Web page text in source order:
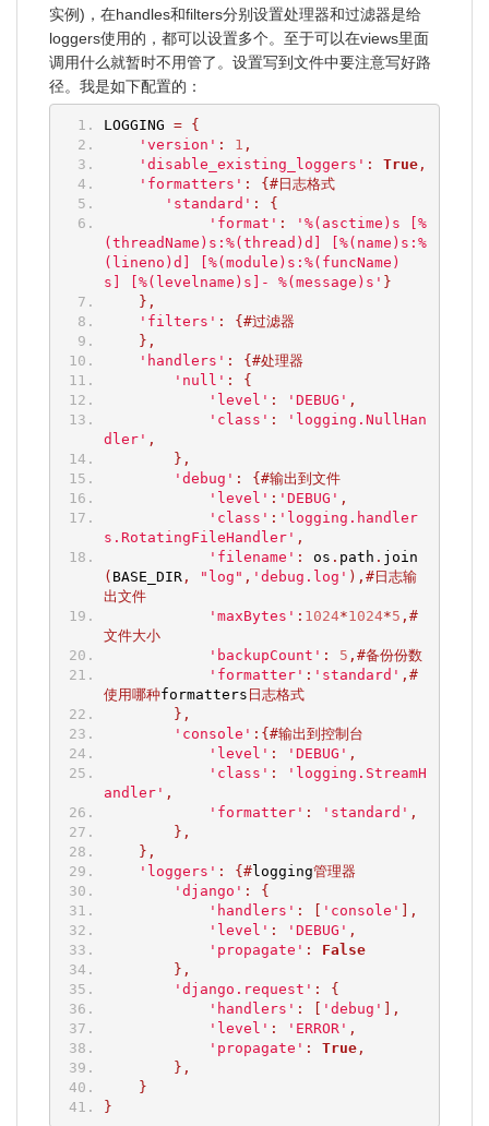
实例)，在handles和filters分别设置处理器和过滤器是给
loggers使用的，都可以设置多个。至于可以在views里面
调用什么就暂时不用管了。设置写到文件中要注意写好路
径。我是如下配置的：
LOGGING =
{
'version' : 1 ,
'disable_existing_loggers' : True,
'formatters' :
{#日志格式
'standard' :
{
'format' :
'%(asctime)s [%
(threadName)s:%(thread)d] [%(name)s:%
(lineno)d] [%(module)s:%(funcName)
s] [%(levelname)s]- %(message)s' }
},
'filters' :
{#过滤器
},
'handlers' :
{#处理器
'null' :
{
'level' : 'DEBUG' ,
'class' :
'logging.NullHan
dler' ,
},
'debug' :
{#输出到文件
'level' : 'DEBUG' ,
'class' : 'logging.handler
s.RotatingFileHandler' ,
'filename' : os . path . join
( BASE_DIR, "log" , 'debug.log' ),#日志输
出文件
'maxBytes' : 1024*1024*5 ,#
文件大小
'backupCount' : 5 ,#备份份数
'formatter' : 'standard' ,#
使用哪种formatters 日志格式
},
'console' :{#输出到控制台
'level' : 'DEBUG' ,
'class' :
'logging.StreamH
andler' ,
'formatter' : 'standard' ,
},
},
'loggers' : {#logging管理器
'django' :
{
'handlers' : [ 'console' ],
'level' : 'DEBUG' ,
'propagate' :
False
},
'django.request' :
{
'handlers' : [ 'debug' ],
'level' : 'ERROR' ,
'propagate' : True,
},
}
}